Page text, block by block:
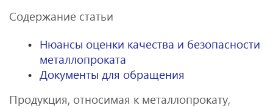
Содержание статьи
Нюансы оценки качества и безопасности
металлопроката
Документы для обращения
Продукция, относимая к металлопрокату,